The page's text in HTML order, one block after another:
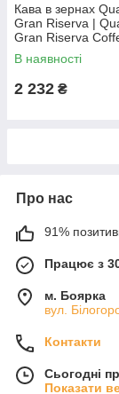
Кава в зернах
Gran Riserva |
Gran Riserva
Італія | Lavazza | 1
premium arabica
В наявності
2 232 ₴
Про нас
91%
Працює з
м. Боярка
вул.
Контакти
Сьогодні
Показати